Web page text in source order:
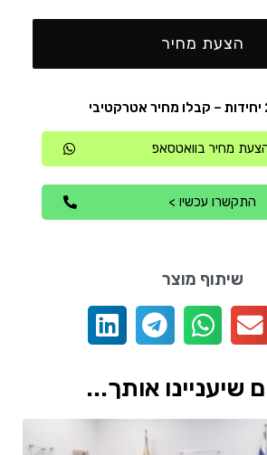
הצעת מחיר
מחיר בוואטסאפ
התקשרו עכשיו >
שיתוף מוצר
שיעניינו אותך...